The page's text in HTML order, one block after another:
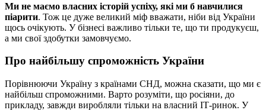
Ми не маємо власних історій успіху, які ми б навчилися
піарити. Тож це дуже великий міф вважати, ніби від України
щось очікують. У бізнесі важливо тільки те, що ти продукуєш,
а ми свої здобутки замовчуємо.
Про найбільшу спроможність України
Порівнюючи Україну з країнами СНД, можна сказати, що ми є
найбільш спроможними. Варто розуміти, що росіяни, до
прикладу, завжди виробляли тільки на власний ІТ-ринок. У